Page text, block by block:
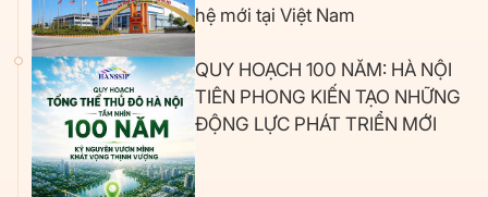
hệ mới tại Việt Nam
QUY HOẠCH 100 NĂM: HÀ NỘI
TIÊN PHONG KIẾN TẠO NHỮNG
ĐỘNG LỰC PHÁT TRIỂN MỚI